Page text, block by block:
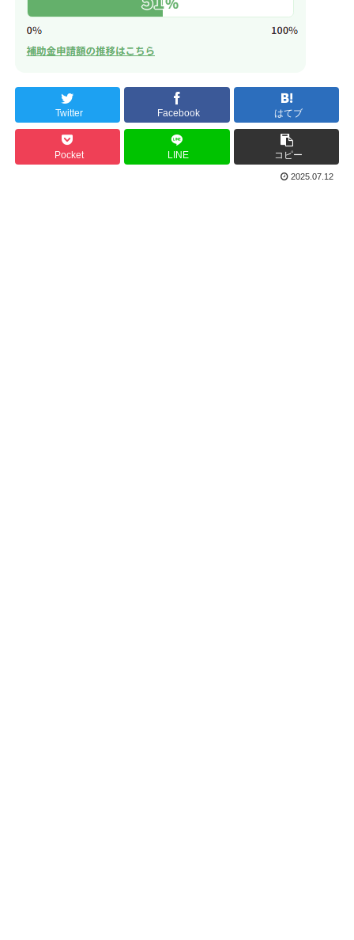
Twitter Facebook はてブ
Pocket LINE コピー
2025.07.12